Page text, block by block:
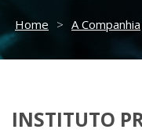
Home > A Companhia
INSTITUTO